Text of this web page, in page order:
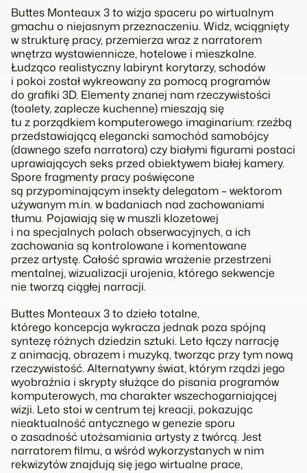
Buttes Monteaux 3to wizja spaceru po wirtualnym
gmachu o niejasnym przeznaczeniu. Widz, wciągnięty
w strukturę pracy, przemierza wraz z narratorem
wnętrza wystawiennicze, hotelowe i mieszkalne.
Łudząco realistyczny labirynt korytarzy, schodów
i pokoi został wykreowany za pomocą programów
do grafiki 3D. Elementy znanej nam rzeczywistości
(toalety, zaplecze kuchenne) mieszają się
tu z porządkiem komputerowego imaginarium: rzeźbą
przedstawiającą elegancki samochód samobójcy
(dawnego szefa narratora) czy białymi figurami postaci
uprawiających seks przed obiektywem białej kamery.
Spore fragmenty pracy poświęcone
są przypominającym insekty delegatom – wektorom
używanym m.in. w badaniach nad zachowaniami
tłumu. Pojawiają się w muszli klozetowej
i na specjalnych polach obserwacyjnych, a ich
zachowania są kontrolowane i komentowane
przez artystę. Całość sprawia wrażenie przestrzeni
mentalnej, wizualizacji urojenia, którego sekwencje
nie tworzą ciągłej narracji.
Buttes Monteaux 3 to dzieło totalne,
którego koncepcja wykracza jednak poza spójną
syntezę różnych dziedzin sztuki. Leto łączy narrację
z animacją, obrazem i muzyką, tworząc przy tym nową
rzeczywistość. Alternatywny świat, którym rządzi jego
wyobraźnia i skrypty służące do pisania programów
komputerowych, ma charakter wszechogarniającej
wizji. Leto stoi w centrum tej kreacji, pokazując
nieaktualność antycznego w genezie sporu
o zasadność utożsamiania artysty z twórcą. Jest
narratorem filmu, a wśród wykorzystanych w nim
rekwizytów znajdują się jego wirtualne prace,